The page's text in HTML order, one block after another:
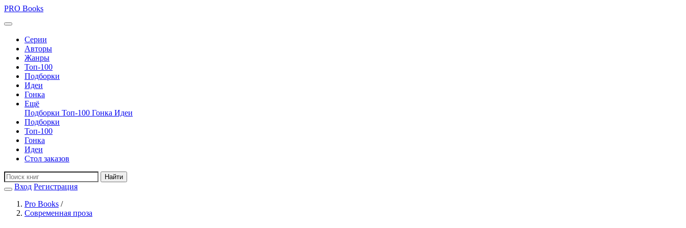
PRO Books
Серии
Авторы
Жанры
Топ-100
Подборки
Идеи
Гонка
Ещё
Подборки Топ-100 Гонка Идеи
Подборки
Топ-100
Гонка
Идеи
Стол заказов
Найти
Вход Регистрация
Pro Books /
Современная проза